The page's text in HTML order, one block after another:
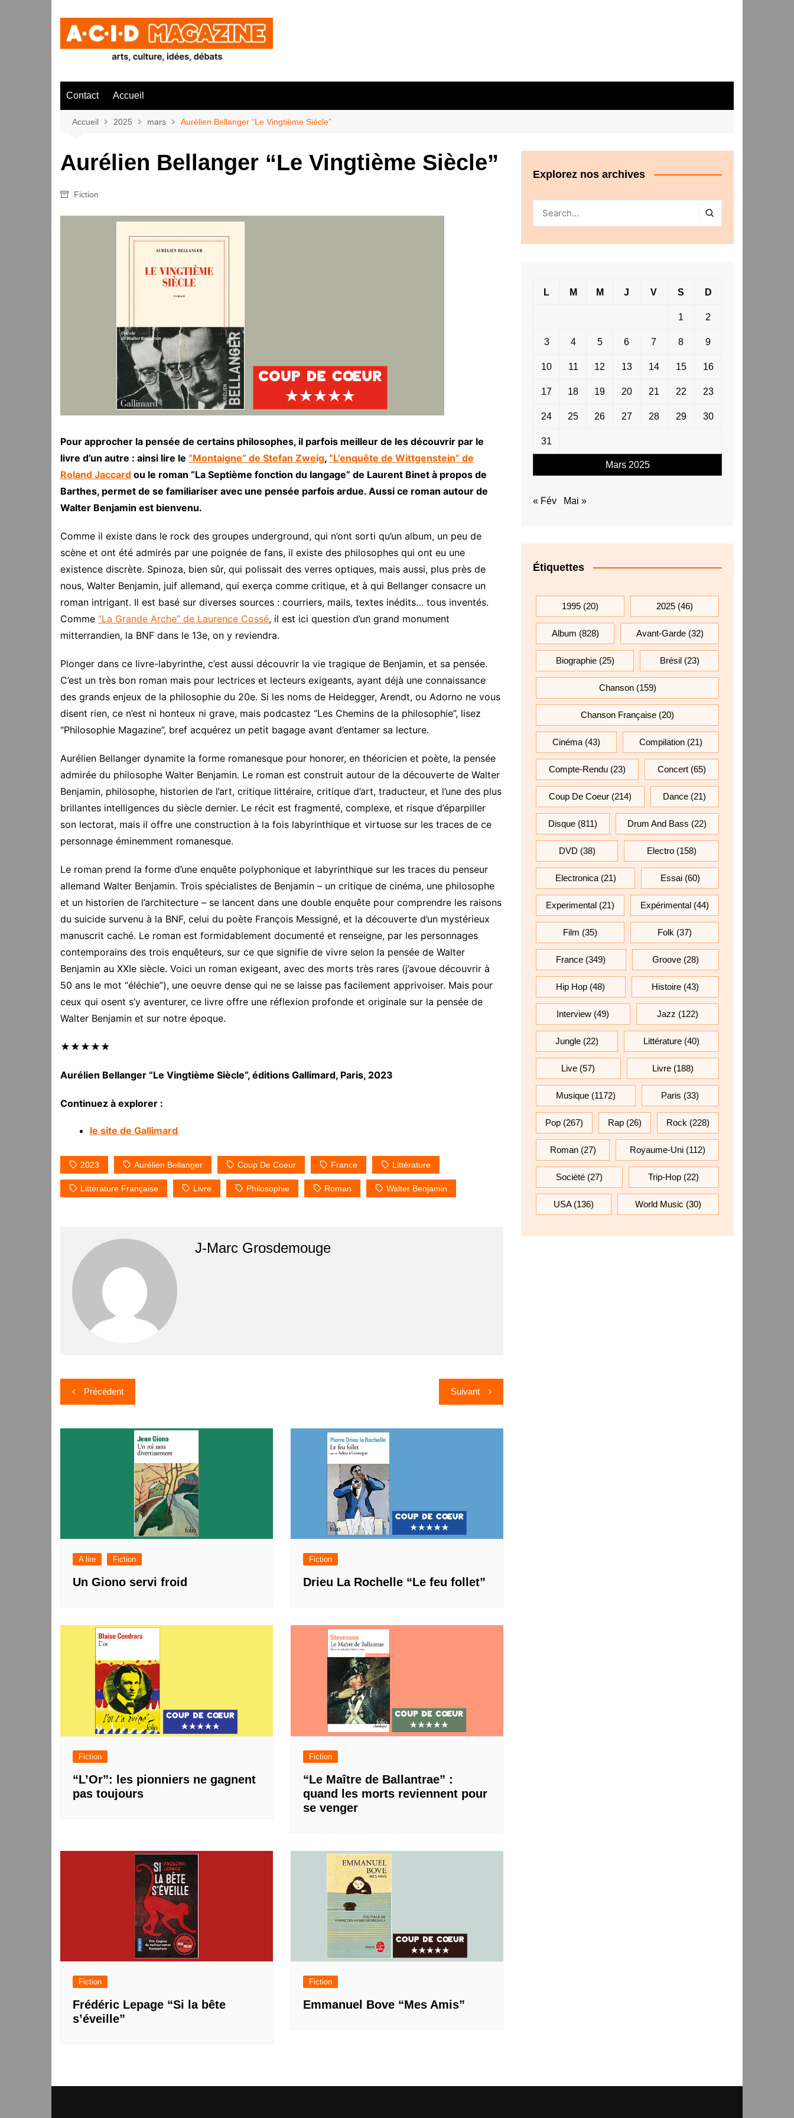
Contact Accueil
Accueil 2025 mars Aurélien Bellanger “Le Vingtième Siècle”
Aurélien Bellanger “Le Vingtième Siècle”
Fiction
Pour approcher la pensée de certains philosophes, il parfois meilleur de les découvrir par le
livre d’un autre : ainsi lire le “Montaigne” de Stefan Zweig, “L’enquête de Wittgenstein” de
Roland Jaccard ou le roman “La Septième fonction du langage” de Laurent Binet à propos de
Barthes, permet de se familiariser avec une pensée parfois ardue. Aussi ce roman autour de
Walter Benjamin est bienvenu.
Comme il existe dans le rock des groupes underground, qui n’ont sorti qu’un album, un peu de
scène et ont été admirés par une poignée de fans, il existe des philosophes qui ont eu une
existence discrète. Spinoza, bien sûr, qui polissait des verres optiques, mais aussi, plus près de
nous, Walter Benjamin, juif allemand, qui exerça comme critique, et à qui Bellanger consacre un
roman intrigant. Il est basé sur diverses sources : courriers, mails, textes inédits… tous inventés.
Comme “La Grande Arche” de Laurence Cossé, il est ici question d’un grand monument
mitterrandien, la BNF dans le 13e, on y reviendra.
Plonger dans ce livre-labyrinthe, c’est aussi découvrir la vie tragique de Benjamin, et sa pensée.
C’est un très bon roman mais pour lectrices et lecteurs exigeants, ayant déjà une connaissance
des grands enjeux de la philosophie du 20e. Si les noms de Heidegger, Arendt, ou Adorno ne vous
disent rien, ce n’est ni honteux ni grave, mais podcastez “Les Chemins de la philosophie”, lisez
“Philosophie Magazine”, bref acquérez un petit bagage avant d’entamer sa lecture.
Aurélien Bellanger dynamite la forme romanesque pour honorer, en théoricien et poète, la pensée
admirée du philosophe Walter Benjamin. Le roman est construit autour de la découverte de Walter
Benjamin, philosophe, historien de l’art, critique littéraire, critique d’art, traducteur, et l’une des plus
brillantes intelligences du siècle dernier. Le récit est fragmenté, complexe, et risque d’éparpiller
son lectorat, mais il offre une construction à la fois labyrinthique et virtuose sur les traces de ce
personnage éminemment romanesque.
Le roman prend la forme d’une enquête polyphonique et labyrinthique sur les traces du penseur
allemand Walter Benjamin. Trois spécialistes de Benjamin – un critique de cinéma, une philosophe
et un historien de l’architecture – se lancent dans une double enquête pour comprendre les raisons
du suicide survenu à la BNF, celui du poète François Messigné, et la découverte d’un mystérieux
manuscrit caché. Le roman est formidablement documenté et renseigne, par les personnages
contemporains des trois enquêteurs, sur ce que signifie de vivre selon la pensée de Walter
Benjamin au XXIe siècle. Voici un roman exigeant, avec des morts très rares (j’avoue découvrir à
50 ans le mot “éléchie”), une oeuvre dense qui ne se laisse pas facilement apprivoiser. Mais pour
ceux qui osent s’y aventurer, ce livre offre une réflexion profonde et originale sur la pensée de
Walter Benjamin et sur notre époque.
★★★★★
Aurélien Bellanger “Le Vingtième Siècle”, éditions Gallimard, Paris, 2023
Continuez à explorer :
le site de Gallimard
2023 Aurélien Bellanger Coup De Coeur France Littérature
Littérature Française Livre Philosophie Roman Walter Benjamin
J-Marc Grosdemouge
Navigation
de
l’article
Précédent Suivant
A lire Fiction
Un Giono servi froid
Fiction
Drieu La Rochelle “Le feu follet”
Fiction
“L’Or”: les pionniers ne gagnent
pas toujours
Fiction
“Le Maître de Ballantrae” :
quand les morts reviennent pour
se venger
Fiction
Frédéric Lepage “Si la bête
s’éveille”
Fiction
Emmanuel Bove “Mes Amis”
Explorez nos archives
Mars 2025
L M M J V S D
1 2
3 4 5 6 7 8 9
10 11 12 13 14 15 16
17 18 19 20 21 22 23
24 25 26 27 28 29 30
31
« Fév Mai »
Étiquettes
1995 (20) 2025 (46)
Album (828) Avant-Garde(32)
Biographie(25) Brésil(23)
Chanson(159)
Chanson Française (20)
Cinéma (43) Compilation (21)
Compte-Rendu (23) Concert (65)
Coup De Coeur(214) Dance (21)
Disque(811) Drum And Bass (22)
DVD (38) Electro(158)
Electronica(21) Essai(60)
Experimental (21) Expérimental (44)
Film (35) Folk (37)
France (349) Groove(28)
Hip Hop (48) Histoire(43)
Interview (49) Jazz (122)
Jungle (22) Littérature (40)
Live (57) Livre(188)
Musique(1172) Paris (33)
Pop (267) Rap (26) Rock (228)
Roman(27) Royaume-Uni(112)
Société(27) Trip-Hop (22)
USA(136) World Music (30)